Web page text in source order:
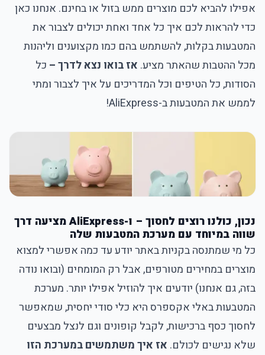
אפילו להביא לכם מוצרים ממש בזול או בחינם. אנחנו כאן
כדי להראות לכם איך כל אחד ואחת יכולים לצבור את
המטבעות בקלות, להשתמש בהם כמו מקצוענים וליהנות
מכל ההטבות שהאתר מציע. אז בואו נצא לדרך – כל
הסודות, כל הטיפים וכל המדריכים על איך לצבור ומתי
לממש את המטבעות ב-AliExpress!
נכון, כולנו רוצים לחסוך – ו-AliExpress מציעה דרך
שווה במיוחד עם מערכת המטבעות שלה
כל מי שמתנסה בקניות באתר יודע עד כמה אפשרי למצוא
מוצרים במחירים מטורפים, אבל רק המומחים (ובואו נודה
בזה, גם אנחנו) יודעים איך להוזיל אפילו יותר. מערכת
המטבעות באלי אקספרס היא כלי סודי יחסית, שמאפשר
לחסוך כסף ברכישות, לקבל קופונים וגם לנצל מבצעים
שלא נגישים לכולם. אז איך משתמשים במערכת הזו